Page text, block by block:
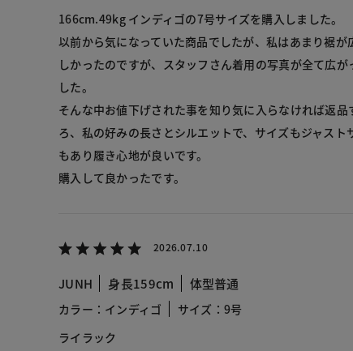
166cm.49kg インディゴの7号サイズを購入しました。
以前から気になっていた商品でしたが、私はあまり裾
しかったのですが、スタッフさん着用の写真が全て広が
した。
そんな中お値下げされた事を知り気に入らなければ返品
ろ、私の好みの長さとシルエットで、サイズもジャス
もあり履き心地が良いです。
購入して良かったです。
2026.07.10
JUNH 身長159cm 体型普通
カラー：インディゴ
サイズ：9号
ライラック